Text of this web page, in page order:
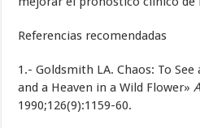
Referencias recomendadas
1.- Goldsmith LA. Chaos: To
and a Heaven in a Wild Flower»
1990;126(9):1159-60.